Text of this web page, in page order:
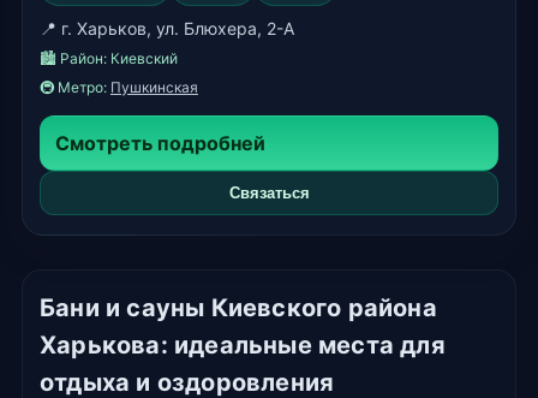
📍 г. Харьков, ул. Блюхера, 2-А
🏙️ Район: Киевский
🚇 Метро: Пушкинская
Смотреть подробней
Связаться
Бани и сауны Киевского района
Харькова: идеальные места для
отдыха и оздоровления